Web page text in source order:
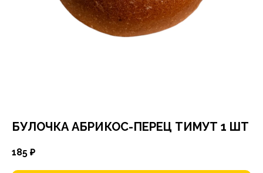
БУЛОЧКА АБРИКОС-ПЕРЕЦ ТИМУТ 1 ШТ
185 ₽